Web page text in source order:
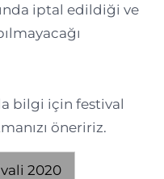
iptal edildiği ve
bilgi için festival
öneririz.
2020